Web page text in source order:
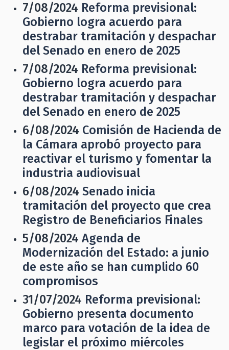
7/08/2024 Reforma previsional:
Gobierno logra acuerdo para
destrabar tramitación y despachar
del Senado en enero de 2025
7/08/2024 Reforma previsional:
Gobierno logra acuerdo para
destrabar tramitación y despachar
del Senado en enero de 2025
6/08/2024 Comisión de Hacienda de
la Cámara aprobó proyecto para
reactivar el turismo y fomentar la
industria audiovisual
6/08/2024 Senado inicia
tramitación del proyecto que crea
Registro de Beneficiarios Finales
5/08/2024 Agenda de
Modernización del Estado: a junio
de este año se han cumplido 60
compromisos
31/07/2024 Reforma previsional:
Gobierno presenta documento
marco para votación de la idea de
legislar el próximo miércoles